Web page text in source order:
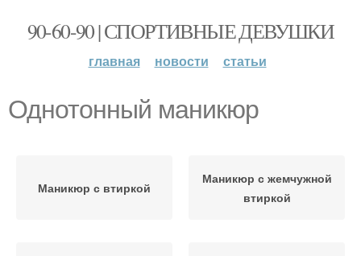
90-60-90 | СПОРТИВНЫЕ ДЕВУШКИ
главная новости статьи
Однотонный маникюр
Маникюр с втиркой
Маникюр с жемчужной
втиркой